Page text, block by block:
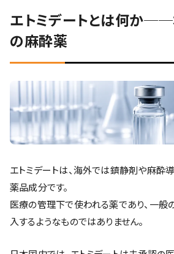
エトミデートとは何か
の麻酔薬
エトミデートは、海外では鎮静剤や麻酔
薬品成分です。
医療の管理下で使われる薬であり、一般
入するようなものではありません。